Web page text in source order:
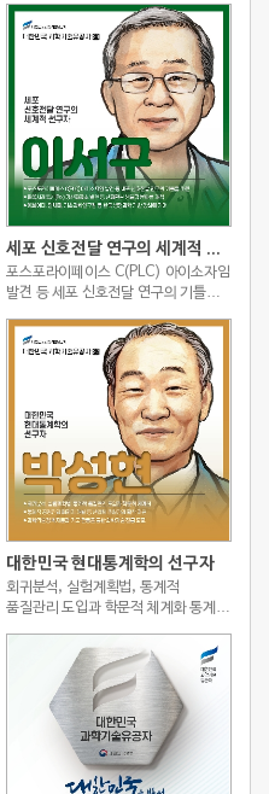
세포 신호전달 연구의 세계적 선구자
포스포라이페이스 C(PLC) 아이소자임
발견 등 세포 신호전달 연구의 기틀을
발견 등 산화환원 생물학 분야를 개척
이화여대, 연세대, 기초과학연구원 등
한국 생명과학 기반 강화에 기여
대한민국 현대통계학의 선구자
회귀분석, 실험계획법, 통계적
품질관리 도입과 학문적 체계화 통계적
품질관리 확산 지원 과학기술정책
자문과 기고 활동을 통한 과학기술
진흥 도모